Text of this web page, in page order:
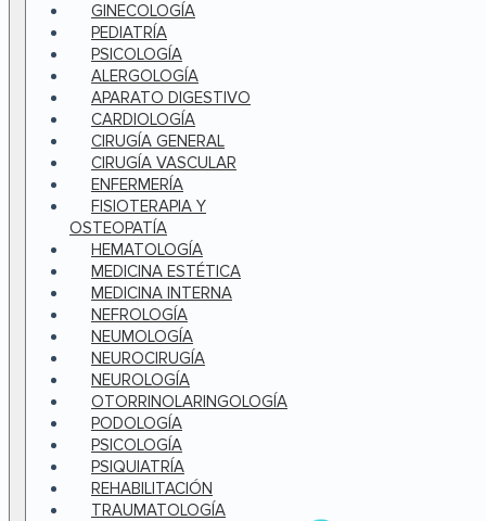
GINECOLOGÍA
PEDIATRÍA
PSICOLOGÍA
ALERGOLOGÍA
APARATO DIGESTIVO
CARDIOLOGÍA
CIRUGÍA GENERAL
CIRUGÍA VASCULAR
ENFERMERÍA
FISIOTERAPIA Y
OSTEOPATÍA
HEMATOLOGÍA
MEDICINA ESTÉTICA
MEDICINA INTERNA
NEFROLOGÍA
NEUMOLOGÍA
NEUROCIRUGÍA
NEUROLOGÍA
OTORRINOLARINGOLOGÍA
PODOLOGÍA
PSICOLOGÍA
PSIQUIATRÍA
REHABILITACIÓN
TRAUMATOLOGÍA